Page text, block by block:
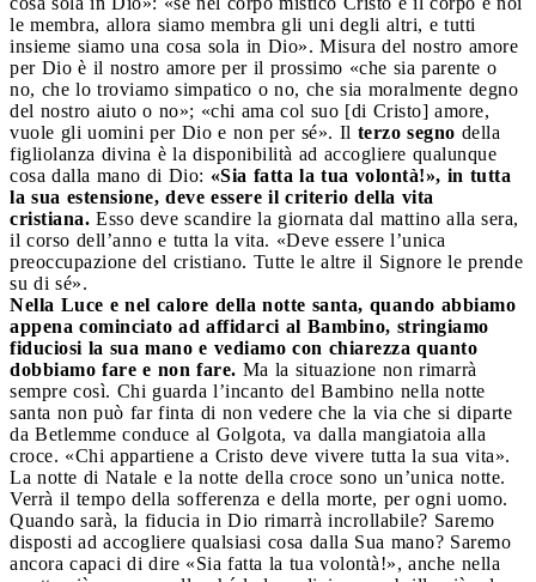
le membra, allora siamo membra gli uni degli altri, e tutti
insieme siamo una cosa sola in Dio». Misura del nostro amore
per Dio è il nostro amore per il prossimo «che sia parente o
no, che lo troviamo simpatico o no, che sia moralmente degno
del nostro aiuto o no»; «chi ama col suo [di Cristo] amore,
vuole gli uomini per Dio e non per sé». Il terzo segno della
figliolanza divina è la disponibilità ad accogliere qualunque
cosa dalla mano di Dio: «Sia fatta la tua volontà!», in tutta
la sua estensione, deve essere il criterio della vita
cristiana. Esso deve scandire la giornata dal mattino alla sera,
il corso dell’anno e tutta la vita. «Deve essere l’unica
preoccupazione del cristiano. Tutte le altre il Signore le prende
su di sé».
Nella Luce e nel calore della notte santa, quando abbiamo
appena cominciato ad affidarci al Bambino, stringiamo
fiduciosi la sua mano e vediamo con chiarezza quanto
dobbiamo fare e non fare. Ma la situazione non rimarrà
sempre così. Chi guarda l’incanto del Bambino nella notte
santa non può far finta di non vedere che la via che si diparte
da Betlemme conduce al Golgota, va dalla mangiatoia alla
croce. «Chi appartiene a Cristo deve vivere tutta la sua vita».
La notte di Natale e la notte della croce sono un’unica notte.
Verrà il tempo della sofferenza e della morte, per ogni uomo.
Quando sarà, la fiducia in Dio rimarrà incrollabile? Saremo
disposti ad accogliere qualsiasi cosa dalla Sua mano? Saremo
ancora capaci di dire «Sia fatta la tua volontà!», anche nella